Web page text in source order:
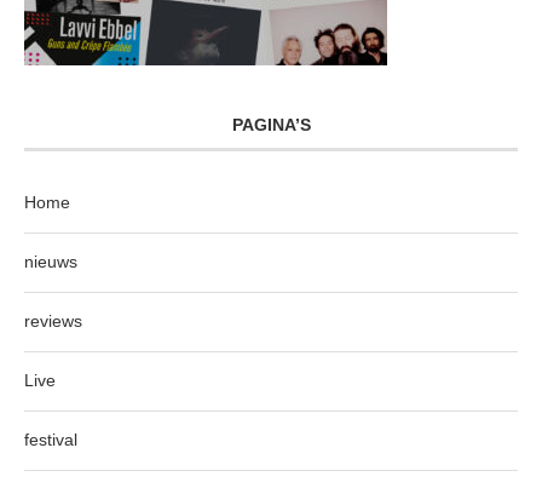
PAGINA’S
Home
nieuws
reviews
Live
festival